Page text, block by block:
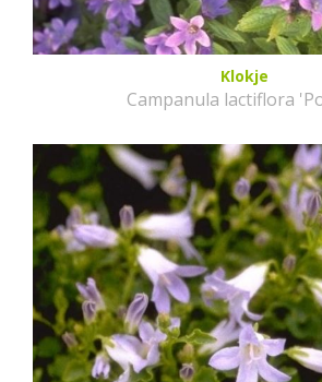
Klokje
Campanula lactiflora